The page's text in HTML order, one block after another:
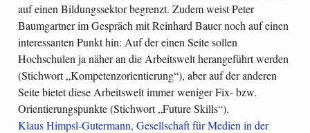
auf einen Bildungssektor begrenzt. Zudem weist Peter
Baumgartner im Gespräch mit Reinhard Bauer noch auf einen
interessanten Punkt hin: Auf der einen Seite sollen
Hochschulen ja näher an die Arbeitswelt herangeführt werden
(Stichwort „Kompetenzorientierung“), aber auf der anderen
Seite bietet diese Arbeitswelt immer weniger Fix- bzw.
Orientierungspunkte (Stichwort „Future Skills“).
Klaus Himpsl-Gutermann, Gesellschaft für Medien in der